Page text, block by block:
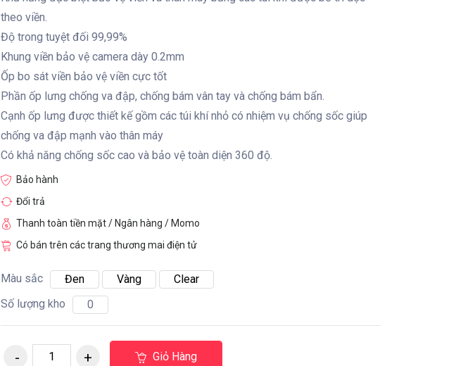
theo viền.
Độ trong tuyệt đối 99,99%
Khung viền bảo vệ camera dày 0.2mm
Ốp bo sát viền bảo vệ viền cực tốt
Phần ốp lưng chống va đập, chống bám vân tay và chống bám bẩn.
Cạnh ốp lưng được thiết kế gồm các túi khí nhỏ có nhiệm vụ chống sốc giúp
chống va đập mạnh vào thân máy
Có khả năng chống sốc cao và bảo vệ toàn diện 360 độ.
Bảo hành
Đổi trả
Thanh toàn tiền mặt / Ngân hàng / Momo
Có bán trên các trang thương mai điện tử
Màu sắc Đen Vàng
Clear
Số lượng kho
0
Giỏ Hàng